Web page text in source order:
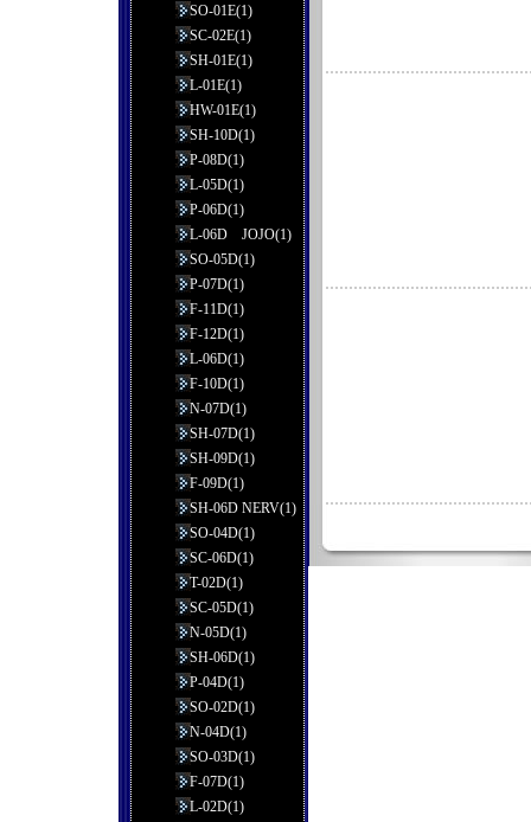
SO-01E(1)
SC-02E(1)
SH-01E(1)
L-01E(1)
HW-01E(1)
SH-10D(1)
P-08D(1)
L-05D(1)
P-06D(1)
L-06D JOJO(1)
SO-05D(1)
P-07D(1)
F-11D(1)
F-12D(1)
L-06D(1)
F-10D(1)
N-07D(1)
SH-07D(1)
SH-09D(1)
F-09D(1)
SH-06D NERV(1)
SO-04D(1)
SC-06D(1)
T-02D(1)
SC-05D(1)
N-05D(1)
SH-06D(1)
P-04D(1)
SO-02D(1)
N-04D(1)
SO-03D(1)
F-07D(1)
L-02D(1)